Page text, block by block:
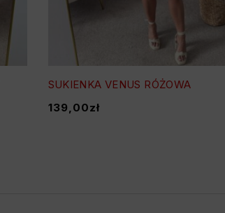
SUKIENKA VENUS RÓŻOWA
139,00zł